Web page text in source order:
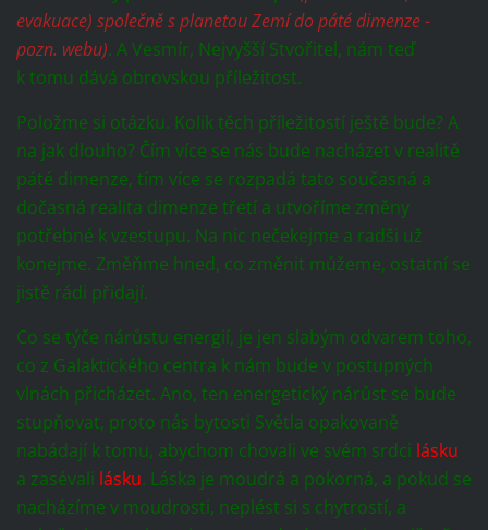
evakuace) společně s planetou Zemí do páté dimenze -
pozn. webu). A Vesmír, Nejvyšší Stvořitel, nám teď
k tomu dává obrovskou příležitost.
Položme si otázku. Kolik těch příležitostí ještě bude? A
na jak dlouho? Čím více se nás bude nacházet v realitě
páté dimenze, tím více se rozpadá tato současná a
dočasná realita dimenze třetí a utvoříme změny
potřebné k vzestupu. Na nic nečekejme a radši už
konejme. Změňme hned, co změnit můžeme, ostatní se
jistě rádi přidají.
Co se týče nárůstu energií, je jen slabým odvarem toho,
co z Galaktického centra k nám bude v postupných
vlnách přicházet. Ano, ten energetický nárůst se bude
stupňovat, proto nás bytosti Světla opakovaně
nabádají k tomu, abychom chovali ve svém srdci lásku
a zasévali lásku. Láska je moudrá a pokorná, a pokud se
nacházíme v moudrosti, neplést si s chytrostí, a